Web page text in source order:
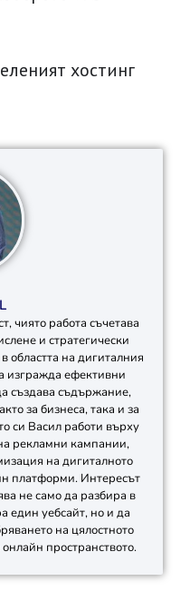
хостинг
чиято работа съчетава
и стратегически
областта на дигиталния
изгражда ефективни
създава съдържание,
за бизнеса, така и за
си Васил работи върху
рекламни кампании,
на дигиталното
платформи. Интересът
не само да разбира в
един уебсайт, но и да
на цялостното
пространството.